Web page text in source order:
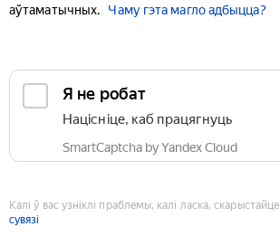
аўтаматычных.
Чаму гэта магло адбыцца?
Я не робат
Націсніце, каб працягнуць
SmartCaptcha by Yandex Cloud
Калі ў вас узніклі праблемы, калі ласка, скарыстайце
сувязі